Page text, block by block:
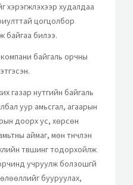
худалдаа
цогцолбор
байгаа билээ.
байгаль орчны
газар нутгийн байгаль
уур амьсгал, агаарын
доорх ус, хөрсөн
аймаг, мөн түүнчлэн
түвшинг тодорхойлж
учруулж болзошгүй
бууруулах,